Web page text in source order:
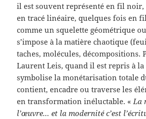
il est souvent représenté en fil
en tracé linéaire, quelques fois en
comme un squelette géométrique
s’impose à la matière chaotique
taches, molécules, décompositions.
Laurent Leis, quand il est repris à
symbolise la monétarisation totale
contient, encadre ou traverse les
en transformation inéluctable. « La
l’œuvre… et la modernité c’est